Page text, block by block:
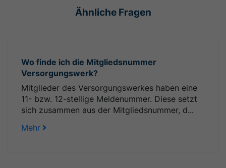
Ähnliche Fragen
Wo finde ich die Mitgliedsnummer
Versorgungswerk?
Mitglieder des Versorgungswerkes haben eine
11- bzw. 12-stellige Meldenummer. Diese setzt
sich zusammen aus der Mitgliedsnummer, d...
Mehr